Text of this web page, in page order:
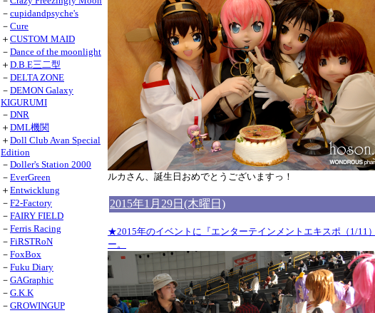
－ cupidandpsyche's
－ Cure
＋ CUSTOM MAID
－ Dance of the moonlight
＋ D.B.E三二型
－ DELTA ZONE
－ DEMON Galaxy
KIGURUMI
－ DNR
＋ DML機関
＋ Doll Club Avan Special
Edition
－ Doller's Station 2000
－ EverGreen
＋ Entwicklung
－ F2-Factory
－ FAIRY FIELD
－ Ferris Racing
－ FiRSTRoN
－ FoxBox
－ Fuku Diary
－ GAGraphic
－ G.K.K
－ GROWINGUP
ルカさん、誕生日おめでとうございますっ！
2015年1月29日(木曜日)
★2015年のイベントに『エンターテインメントエキスポ（1/11
ー。